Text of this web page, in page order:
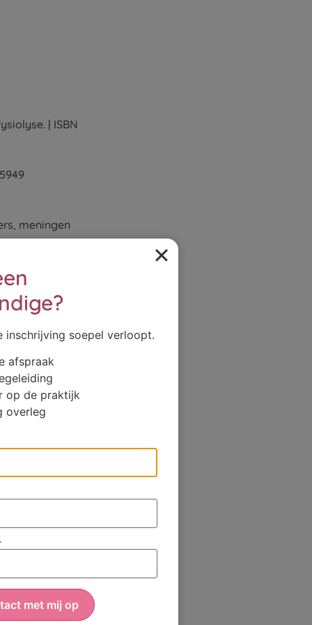
| ISBN
meningen
| ISBN 90
van het verlies
2952 1864
Kwadraat. |
tradities en
relatie met
inschrijving soepel verloopt.
afspraak
op de praktijk
overleg